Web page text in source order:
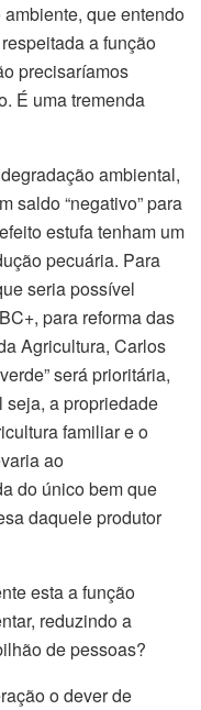
que entendo
a função
precisaríamos
É uma tremenda
ambiental,
saldo “negativo” para
estufa tenham um
pecuária. Para
seria possível
para reforma das
Agricultura, Carlos
será prioritária,
seja, a propriedade
familiar e o
ao
do único bem que
daquele produtor
esta a função
reduzindo a
de pessoas?
o dever de